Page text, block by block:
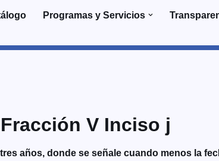
Programas y Servicios
Fracción V Inciso j
años, donde se señale cuando menos la